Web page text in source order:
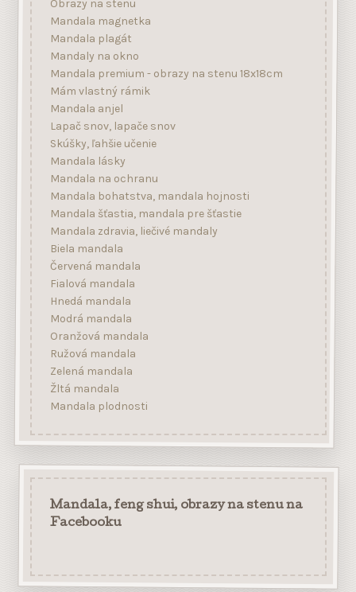
Obrazy na stenu
Mandala magnetka
Mandala plagát
Mandaly na okno
Mandala premium - obrazy na stenu 18x18cm
Mám vlastný rámik
Mandala anjel
Lapač snov, lapače snov
Skúšky, ľahšie učenie
Mandala lásky
Mandala na ochranu
Mandala bohatstva, mandala hojnosti
Mandala šťastia, mandala pre šťastie
Mandala zdravia, liečivé mandaly
Biela mandala
Červená mandala
Fialová mandala
Hnedá mandala
Modrá mandala
Oranžová mandala
Ružová mandala
Zelená mandala
Žltá mandala
Mandala plodnosti
Mandala, feng shui, obrazy na stenu na
Facebooku